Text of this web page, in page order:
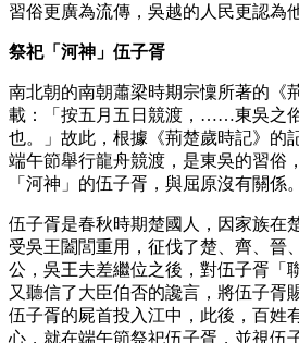
習俗更廣為流傳，吳越的人民更認為
祭祀「河神」伍子胥
南北朝的南朝蕭梁時期宗懍所著的《
載：「按五月五日競渡，……東吳之
也。」故此，根據《荊楚歲時記》的
端午節舉行龍舟競渡，是東吳的習俗
「河神」的伍子胥，與屈原沒有關係。
伍子胥是春秋時期楚國人，因家族在
受吳王闔閭重用，征伐了楚、齊、晉
公，吳王夫差繼位之後，對伍子胥「
又聽信了大臣伯否的讒言，將伍子胥
伍子胥的屍首投入江中，此後，百姓
心，就在端午節祭祀伍子胥，並視伍